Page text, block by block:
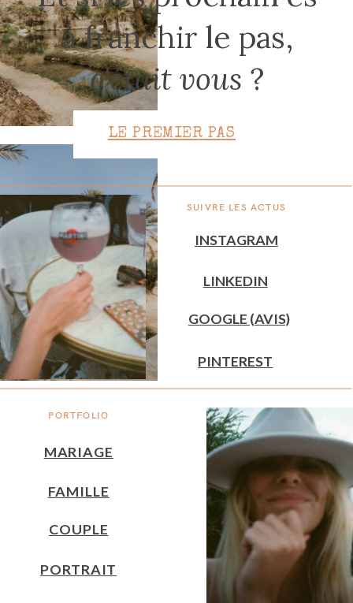
PORTFOLIO
SUIVRE LES ACTUS
à franchir le pas,
c'était vous ?
MARIAGE
INSTAGRAM
GOOGLE (AVIS)
FAMILLE
PINTEREST
COUPLE
LINKEDIN
PORTRAIT
LE PREMIER PAS